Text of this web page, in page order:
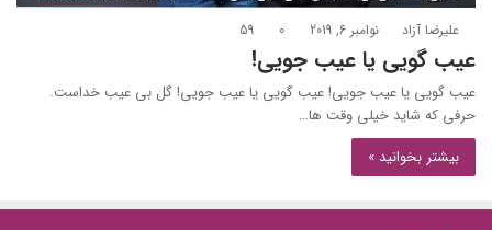
علیرضا آزاد نوامبر 6, 2019 0
59
عیب گویی یا عیب جویی!
عیب گویی یا عیب جویی! عیب گویی یا عیب جویی! گل بی عیب خداست.
حرفی که شاید خیلی وقت ها…
بیشتر بخوانید »